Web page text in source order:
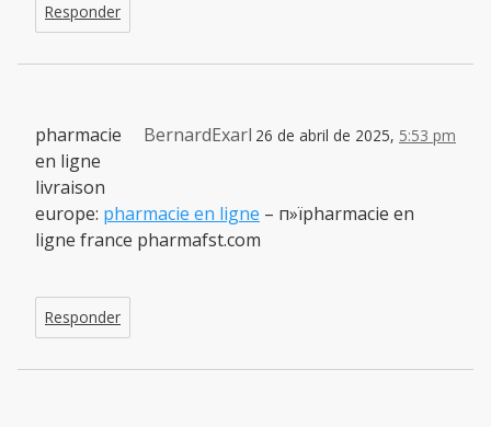
Responder
BernardExarl 26 de abril de 2025, 5:53 pm
pharmacie
en ligne
livraison
europe: pharmacie en ligne – п»їpharmacie en
ligne france pharmafst.com
Responder